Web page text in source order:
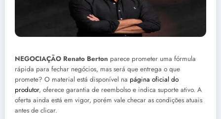
NEGOCIAÇÃO Renato Berton parece prometer uma fórmula
rápida para fechar negócios, mas será que entrega o que
promete? O material está disponível na página oficial do
produtor, oferece garantia de reembolso e indica suporte ativo. A
oferta ainda está em vigor, porém vale checar as condições atuais
antes de clicar.